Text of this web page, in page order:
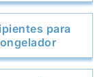
para